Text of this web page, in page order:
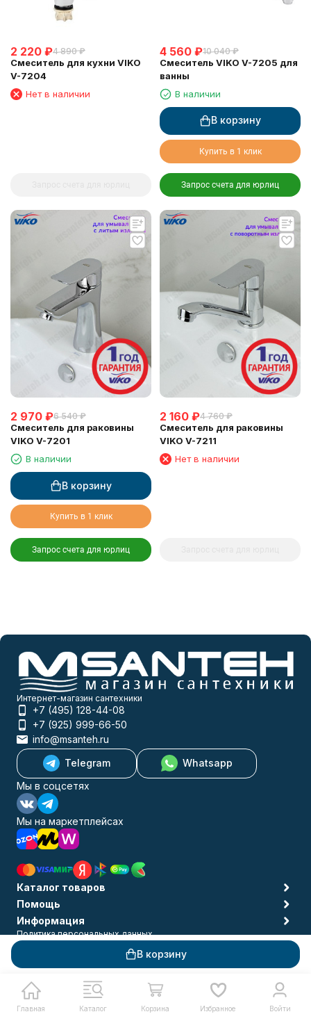
В корзину
2 220 ₽4 890 ₽
Смеситель для кухни VIKO
V-7204
Нет в наличии
4 560 ₽10 040 ₽
Смеситель VIKO V-7205 для
ванны
В наличии
В корзину
Купить в 1 клик
Запрос счета для юрлиц
2 970 ₽6 540 ₽
Смеситель для раковины
VIKO V-7201
В наличии
В корзину
Купить в 1 клик
Запрос счета для юрлиц
2 160 ₽4 760 ₽
Смеситель для раковины
VIKO V-7211
Нет в наличии
Главная Каталог Корзина Избранное Войти
Интернет-магазин сантехники
+7 (495) 128-44-08
+7 (925) 999-66-50
info@msanteh.ru
Telegram
Whatsapp
Мы в соцсетях
Мы на маркетплейсах
Каталог товаров
Помощь
Информация
Политика персональных данных
© 2009-2026 MSANTEH